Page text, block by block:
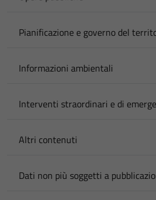
Pianificazione e governo del
Informazioni ambientali
Interventi straordinari e di
Altri contenuti
Dati non più soggetti a